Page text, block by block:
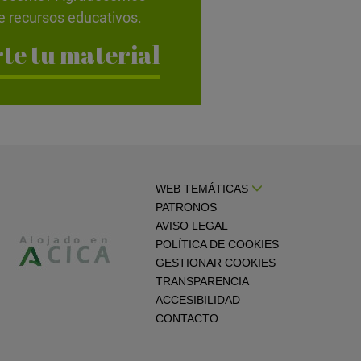
recursos educativos.
tu material
WEB TEMÁTICAS
PATRONOS
AVISO LEGAL
POLÍTICA DE COOKIES
GESTIONAR COOKIES
TRANSPARENCIA
ACCESIBILIDAD
CONTACTO